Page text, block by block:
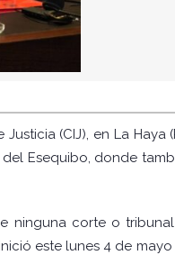
(CIJ), en La Haya
Esequibo, donde
ninguna corte o
este lunes 4 de mayo